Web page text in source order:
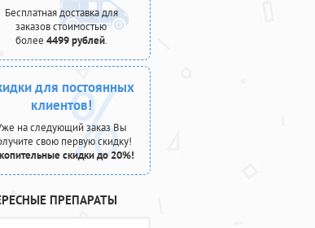
Бесплатная доставка для
заказов стоимостью
более 4499 рублей.
для постоянных
клиентов!
на следующий заказ Вы
свою первую скидку!
скидки до 20%!
ПРЕПАРАТЫ